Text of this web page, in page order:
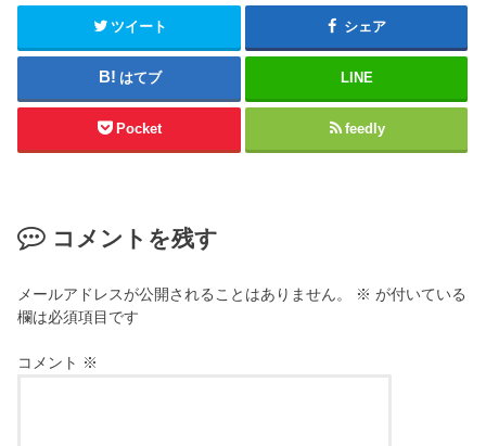
ツイート シェア
はてブ LINE
Pocket feedly
コメントを残す
メールアドレスが公開されることはありません。 ※ が付いている
欄は必須項目です
コメント ※